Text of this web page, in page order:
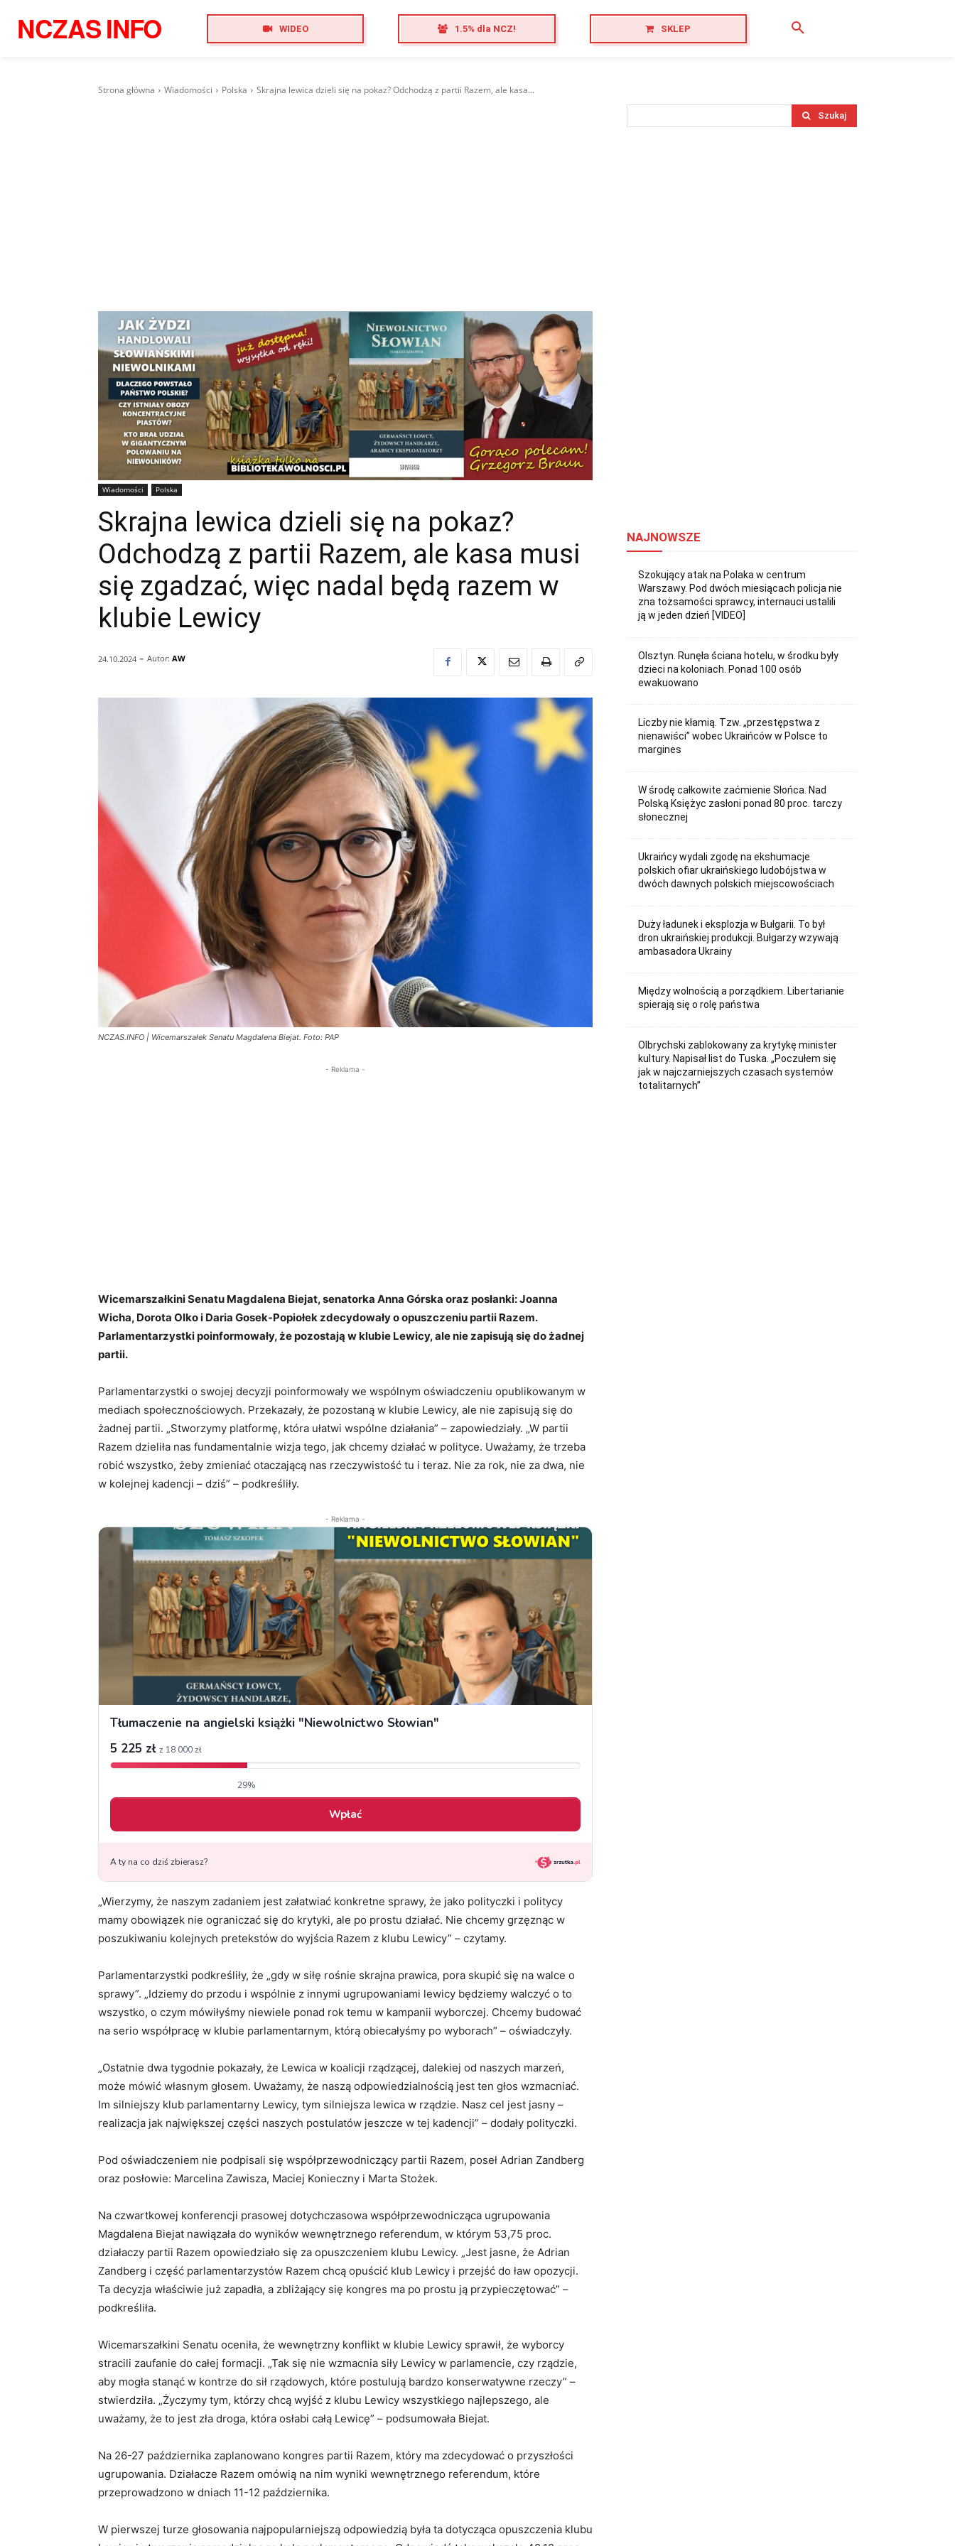
NCZASINFO WIDEO 1.5% dla NCZ! SKLEP
Strona główna Wiadomości Polska Skrajna lewica dzieli się na pokaz? Odchodzą z partii Razem, ale kasa...
Wiadomości Polska
Skrajna lewica dzieli się na pokaz?
Odchodzą z partii Razem, ale kasa musi
się zgadzać, więc nadal będą razem w
klubie Lewicy
24.10.2024 - Autor: AW
NCZAS.INFO | Wicemarszałek Senatu Magdalena Biejat. Foto: PAP
- Reklama -
Wicemarszałkini Senatu Magdalena Biejat, senatorka Anna Górska oraz posłanki: Joanna
Wicha, Dorota Olko i Daria Gosek-Popiołek zdecydowały o opuszczeniu partii Razem.
Parlamentarzystki poinformowały, że pozostają w klubie Lewicy, ale nie zapisują się do żadnej
partii.
Parlamentarzystki o swojej decyzji poinformowały we wspólnym oświadczeniu opublikowanym w
mediach społecznościowych. Przekazały, że pozostaną w klubie Lewicy, ale nie zapisują się do
żadnej partii. „Stworzymy platformę, która ułatwi wspólne działania” – zapowiedziały. „W partii
Razem dzieliła nas fundamentalnie wizja tego, jak chcemy działać w polityce. Uważamy, że trzeba
robić wszystko, żeby zmieniać otaczającą nas rzeczywistość tu i teraz. Nie za rok, nie za dwa, nie
w kolejnej kadencji – dziś” – podkreśliły.
- Reklama -
„Wierzymy, że naszym zadaniem jest załatwiać konkretne sprawy, że jako polityczki i politycy
mamy obowiązek nie ograniczać się do krytyki, ale po prostu działać. Nie chcemy grzęznąc w
poszukiwaniu kolejnych pretekstów do wyjścia Razem z klubu Lewicy” – czytamy.
Parlamentarzystki podkreśliły, że „gdy w siłę rośnie skrajna prawica, pora skupić się na walce o
sprawy”. „Idziemy do przodu i wspólnie z innymi ugrupowaniami lewicy będziemy walczyć o to
wszystko, o czym mówiłyśmy niewiele ponad rok temu w kampanii wyborczej. Chcemy budować
na serio współpracę w klubie parlamentarnym, którą obiecałyśmy po wyborach” – oświadczyły.
„Ostatnie dwa tygodnie pokazały, że Lewica w koalicji rządzącej, dalekiej od naszych marzeń,
może mówić własnym głosem. Uważamy, że naszą odpowiedzialnością jest ten głos wzmacniać.
Im silniejszy klub parlamentarny Lewicy, tym silniejsza lewica w rządzie. Nasz cel jest jasny –
realizacja jak największej części naszych postulatów jeszcze w tej kadencji” – dodały polityczki.
Pod oświadczeniem nie podpisali się współprzewodniczący partii Razem, poseł Adrian Zandberg
oraz posłowie: Marcelina Zawisza, Maciej Konieczny i Marta Stożek.
Na czwartkowej konferencji prasowej dotychczasowa współprzewodnicząca ugrupowania
Magdalena Biejat nawiązała do wyników wewnętrznego referendum, w którym 53,75 proc.
działaczy partii Razem opowiedziało się za opuszczeniem klubu Lewicy. „Jest jasne, że Adrian
Zandberg i część parlamentarzystów Razem chcą opuścić klub Lewicy i przejść do ław opozycji.
Ta decyzja właściwie już zapadła, a zbliżający się kongres ma po prostu ją przypieczętować” –
podkreśliła.
Wicemarszałkini Senatu oceniła, że wewnętrzny konflikt w klubie Lewicy sprawił, że wyborcy
stracili zaufanie do całej formacji. „Tak się nie wzmacnia siły Lewicy w parlamencie, czy rządzie,
aby mogła stanąć w kontrze do sił rządowych, które postulują bardzo konserwatywne rzeczy” –
stwierdziła. „Życzymy tym, którzy chcą wyjść z klubu Lewicy wszystkiego najlepszego, ale
uważamy, że to jest zła droga, która osłabi całą Lewicę” – podsumowała Biejat.
Na 26-27 października zaplanowano kongres partii Razem, który ma zdecydować o przyszłości
ugrupowania. Działacze Razem omówią na nim wyniki wewnętrznego referendum, które
przeprowadzono w dniach 11-12 października.
W pierwszej turze głosowania najpopularniejszą odpowiedzią była ta dotycząca opuszczenia klubu
Szukaj
NAJNOWSZE
Szokujący atak na Polaka w centrum
Warszawy. Pod dwóch miesiącach policja nie
zna tożsamości sprawcy, internauci ustalili
ją w jeden dzień [VIDEO]
Olsztyn. Runęła ściana hotelu, w środku były
dzieci na koloniach. Ponad 100 osób
ewakuowano
Liczby nie kłamią. Tzw. „przestępstwa z
nienawiści” wobec Ukraińców w Polsce to
margines
W środę całkowite zaćmienie Słońca. Nad
Polską Księżyc zasłoni ponad 80 proc. tarczy
słonecznej
Ukraińcy wydali zgodę na ekshumacje
polskich ofiar ukraińskiego ludobójstwa w
dwóch dawnych polskich miejscowościach
Duży ładunek i eksplozja w Bułgarii. To był
dron ukraińskiej produkcji. Bułgarzy wzywają
ambasadora Ukrainy
Między wolnością a porządkiem. Libertarianie
spierają się o rolę państwa
Olbrychski zablokowany za krytykę minister
kultury. Napisał list do Tuska. „Poczułem się
jak w najczarniejszych czasach systemów
totalitarnych”